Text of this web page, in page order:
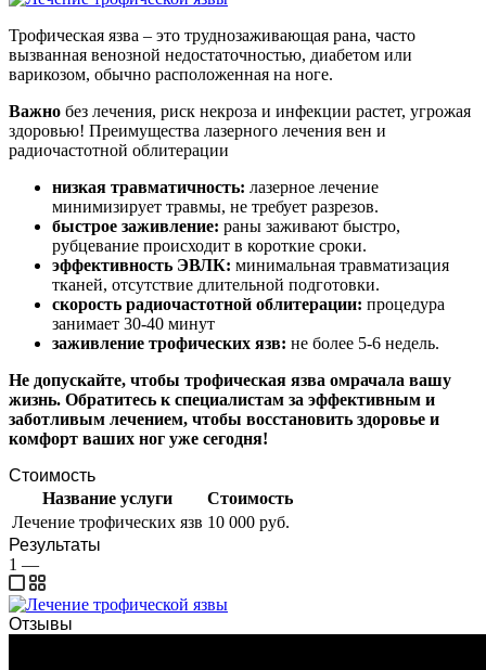
Трофическая язва – это труднозаживающая рана, часто
вызванная венозной недостаточностью, диабетом или
варикозом, обычно расположенная на ноге.
Важно без лечения, риск некроза и инфекции растет, угрожая
здоровью! Преимущества лазерного лечения вен и
радиочастотной облитерации
низкая травматичность: лазерное лечение
минимизирует травмы, не требует разрезов.
быстрое заживление: раны заживают быстро,
рубцевание происходит в короткие сроки.
эффективность ЭВЛК: минимальная травматизация
тканей, отсутствие длительной подготовки.
скорость радиочастотной облитерации: процедура
занимает 30-40 минут
заживление трофических язв: не более 5-6 недель.
Не допускайте, чтобы трофическая язва омрачала вашу
жизнь. Обратитесь к специалистам за эффективным и
заботливым лечением, чтобы восстановить здоровье и
комфорт ваших ног уже сегодня!
Стоимость
Название услуги
Стоимость
Лечение трофических язв 10 000 руб.
Результаты
1 —
Отзывы